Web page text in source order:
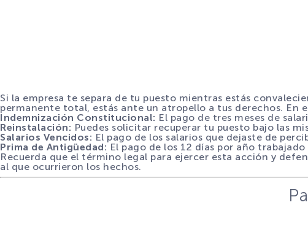
Si la empresa te separa de tu puesto mientras estás
permanente total, estás ante un atropello a tus derechos. En
Indemnización Constitucional: El pago de tres meses de
Reinstalación: Puedes solicitar recuperar tu puesto bajo las
Salarios Vencidos: El pago de los salarios que dejaste de
Prima de Antigüedad: El pago de los 12 días por año
Recuerda que el término legal para ejercer esta acción y
al que ocurrieron los hechos.